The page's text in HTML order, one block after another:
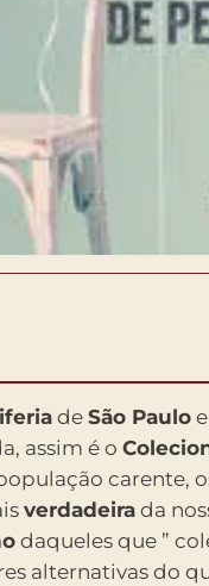
de São Paulo
assim é o
carente,
verdadeira da
daqueles que ”
alternativas do